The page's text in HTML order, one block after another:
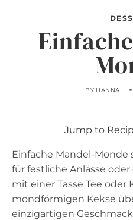
BY HANNAH
Jump to
Einfache Mandel-Monde
für festliche Anlässe
mit einer Tasse Tee oder
mondförmigen Kekse
einzigartigen